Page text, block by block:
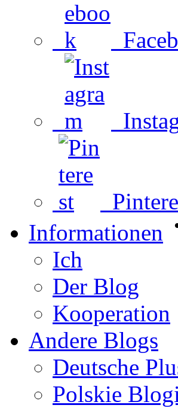
Informationen
Ich
Der Blog
Kooperation
Andere Blogs
Deutsche
Polskie